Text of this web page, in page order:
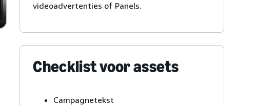
videoadvertenties of Panels.
Checklist voor assets
Campagnetekst